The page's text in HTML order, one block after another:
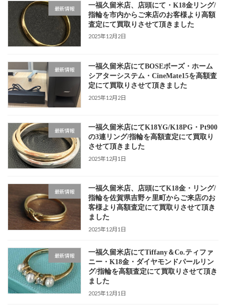
最新情報
一福久留米店、店頭にて・K18金リング/
指輪を市内からご来店のお客様より高額
査定にて買取りさせて頂きました
2025年12月2日
最新情報
一福久留米店にてBOSEボーズ・ホーム
シアターシステム・CineMate15を高額査
定にて買取りさせて頂きました
2025年12月2日
最新情報
一福久留米店にてK18YG/K18PG・Pt900
の3連リング/指輪を高額査定にて買取り
させて頂きました
2025年12月1日
最新情報
一福久留米店、店頭にてK18金・リング/
指輪を佐賀県吉野ヶ里町からご来店のお
客様より高額査定にて買取りさせて頂き
ました
2025年12月1日
最新情報
一福久留米店にてTiffany＆Co.ティファ
ニー・K18金・ダイヤモンドパールリン
グ/指輪を高額査定にて買取りさせて頂き
ました
2025年12月1日